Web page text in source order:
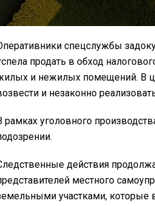
спецслужбы
продать в обход
и нежилых помещений. В
и незаконно
рамках уголовного
действия
местного
участками, которые